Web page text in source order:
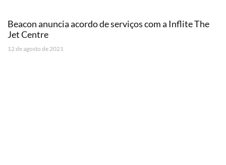
Beacon anuncia acordo de serviços com a Inflite The
Jet Centre
12 de agosto de 2021